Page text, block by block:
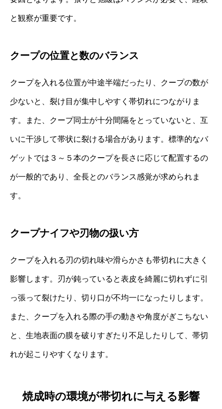
と観察が重要です。
クープの位置と数のバランス
クープを入れる位置が中途半端だったり、クープの数が
少ないと、裂け目が集中しやすく帯切れにつながりま
す。また、クープ同士が十分間隔をとっていないと、互
いに干渉して帯状に裂ける場合があります。標準的なバ
ゲットでは３～５本のクープを長さに応じて配置するの
が一般的であり、全長とのバランス感覚が求められま
す。
クープナイフや刃物の扱い方
クープを入れる刃の切れ味や滑らかさも帯切れに大きく
影響します。刃が鈍っていると表皮を綺麗に切れずに引
っ張って裂けたり、切り口が不均一になったりします。
また、クープを入れる際の手の動きや角度がぎこちない
と、生地表面の膜を破りすぎたり不足したりして、帯切
れが起こりやすくなります。
焼成時の環境が帯切れに与える影響